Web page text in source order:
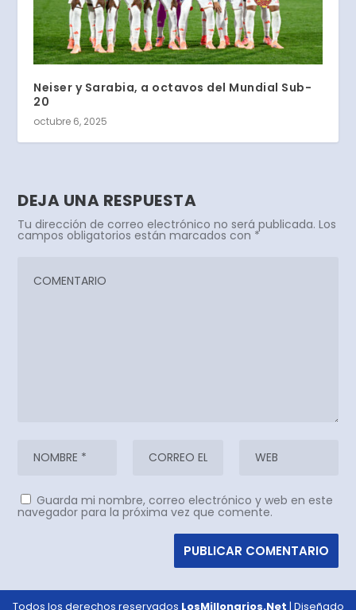
Neiser y Sarabia, a octavos del Mundial Sub-
20
octubre 6, 2025
DEJA UNA RESPUESTA
Tu dirección de correo electrónico no será publicada. Los
campos obligatorios están marcados con *
Guarda mi nombre, correo electrónico y web en este
navegador para la próxima vez que comente.
Todos los derechos reservados LosMillonarios.Net | Diseñado